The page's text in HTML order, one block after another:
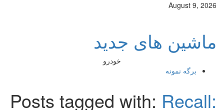
August 9, 2026
ماشین های جدید
خودرو
برگه نمونه
Posts tagged with:Recall: